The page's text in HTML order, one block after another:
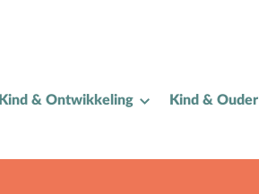
Kind & Ontwikkeling Kind & Ouder